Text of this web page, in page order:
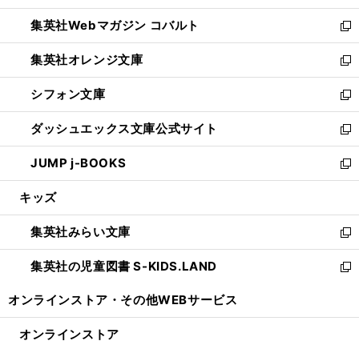
開
く
ウ
で
開
く
ン
ド
ウ
で
開
く
ウ
ィ
ン
ド
ウ
で
開
く
集英社Webマガジン コバルト
新
し
い
ウ
ィ
ン
ド
ウ
で
開
集英社オレンジ文庫
新
し
い
ウ
ィ
ン
ド
ウ
開
く
シフォン文庫
新
し
い
ウ
ィ
ン
ウ
で
開
く
ダッシュエックス文庫公式サイト
新
し
い
ウ
ン
ド
ウ
で
JUMP j-BOOKS
新
し
ウ
ィ
ン
ド
開
キッズ
集英社みらい文庫
新
し
い
ン
集英社の児童図書 S-KIDS.LAND
新
ウ
オンラインストア・ その他WEBサービス
オンラインストア